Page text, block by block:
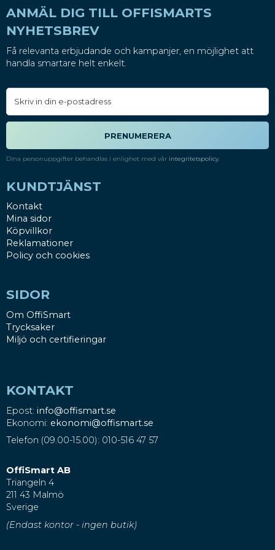
ANMÄL DIG TILL OFFISMARTS
NYHETSBREV
Få relevanta erbjudande och kampanjer, en möjlighet att
handla smartare helt enkelt.
PRENUMERERA
Dina personuppgifter behandlas i enlighet med vår integritetspolicy.
KUNDTJÄNST
Kontakt
Mina sidor
Köpvillkor
Reklamationer
Policy och cookies
SIDOR
Om OffiSmart
Trycksaker
Miljö och certifieringar
KONTAKT
Epost: info@offismart.se
Ekonomi: ekonomi@offismart.se
Telefon (09.00-15.00): 010-516 47 57
OffiSmart AB
Triangeln 4
211 43 Malmö
Sverige
(Endast kontor - ingen butik)